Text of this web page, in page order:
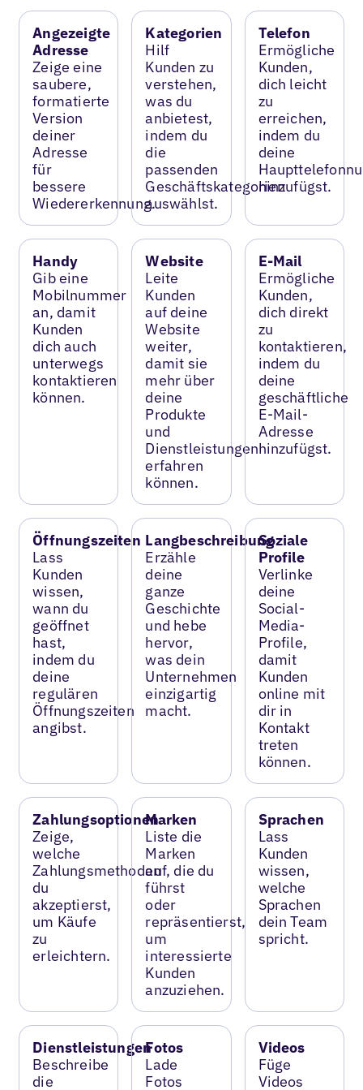
Angezeigte
Adresse
Zeige eine
saubere,
formatierte
Version
deiner
Adresse
für
bessere
Wiedererkennung.
Kategorien
Hilf
Kunden zu
verstehen,
was du
anbietest,
indem du
die
passenden
Geschäftskategorien
auswählst.
Telefon
Ermögliche
Kunden,
dich leicht
zu
erreichen,
indem du
deine
hinzufügst.
Handy
Gib eine
Mobilnummer
an, damit
Kunden
dich auch
unterwegs
kontaktieren
können.
Website
Leite
Kunden
auf deine
Website
weiter,
damit sie
mehr über
deine
Produkte
und
Dienstleistungen
erfahren
können.
E-Mail
Ermögliche
Kunden,
dich direkt
zu
kontaktieren,
indem du
deine
geschäftliche
E-Mail-
Adresse
hinzufügst.
Öffnungszeiten
Lass
Kunden
wissen,
wann du
geöffnet
hast,
indem du
deine
regulären
Öffnungszeiten
angibst.
Langbeschreibung
Erzähle
deine
ganze
Geschichte
und hebe
hervor,
was dein
Unternehmen
einzigartig
macht.
Soziale
Profile
Verlinke
deine
Social-
Media-
Profile,
damit
Kunden
online mit
dir in
Kontakt
treten
können.
Zahlungsoptionen
Zeige,
welche
Zahlungsmethoden
du
akzeptierst,
um Käufe
zu
erleichtern.
Marken
Liste die
Marken
auf, die du
führst
oder
repräsentierst,
um
interessierte
Kunden
anzuziehen.
Sprachen
Lass
Kunden
wissen,
welche
Sprachen
dein Team
spricht.
Dienstleistungen
Beschreibe
die
Fotos
Lade
Fotos
Videos
Füge
Videos